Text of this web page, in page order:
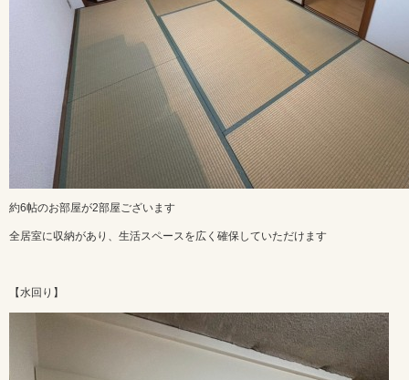
約6帖のお部屋が2部屋ございます
全居室に収納があり、生活スペースを広く確保していただけます
【水回り】